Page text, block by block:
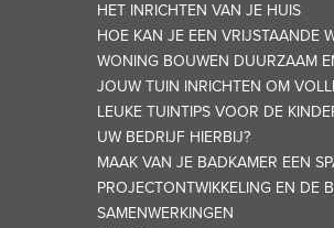
HET INRICHTEN VAN JE HUIS
HOE KAN JE EEN VRIJSTAANDE
WONING BOUWEN DUURZAAM
JOUW TUIN INRICHTEN OM
LEUKE TUINTIPS VOOR DE
UW BEDRIJF HIERBIJ?
MAAK VAN JE BADKAMER EEN
PROJECTONTWIKKELING EN DE
SAMENWERKINGEN